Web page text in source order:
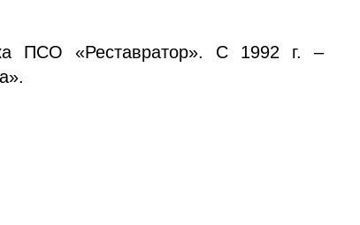
ПСО «Реставратор». С 1992 г. –